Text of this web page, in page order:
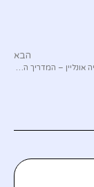
הבא
תרגול מבחני תאוריה אונליין – המדריך המלא 2026